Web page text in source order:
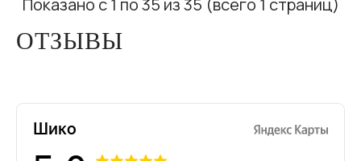
Показано с 1 по 35 из 35 (всего 1 страниц)
ОТЗЫВЫ